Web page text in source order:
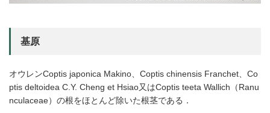
基原
オウレンCoptis japonica Makino、Coptis chinensis Franchet、Co
ptis deltoidea C.Y. Cheng et Hsiao又はCoptis teeta Wallich（Ranu
nculaceae）の根をほとんど除いた根茎である．